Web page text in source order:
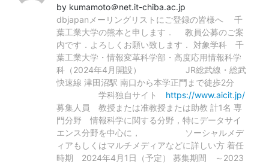
by kumamoto＠net.it-chiba.ac.jp
dbjapanメーリングリストにご登録の皆様へ 千
葉工業大学の熊本と申します． 教員公募のご案
内です．よろしくお願い致します． 対象学科 千
葉⼯業⼤学・情報変⾰科学部・高度応用情報科学
科（2024年4月開設） JR総武線・総武
快速線 津田沼駅 南口から本学正門まで徒歩2分
学科独自サイト https://www.aicit.jp/
募集⼈員 教授または准教授または助教 計1名 専
⾨分野 情報科学に関する分野，特にデータサイ
エンス分野を中心に， ソーシャルメデ
ィアもしくはマルチメディアなどに詳しい方 着任
時期 2024年4⽉1⽇（予定） 募集期間 ～2023